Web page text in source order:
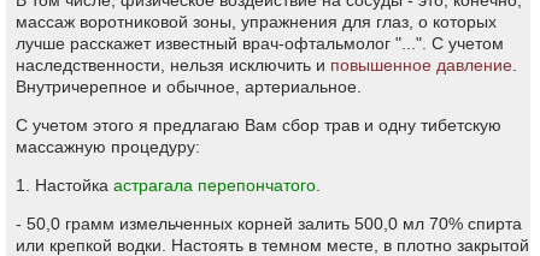
массаж воротниковой зоны, упражнения для глаз, о которых
лучше расскажет известный врач-офтальмолог "...". С учетом
наследственности, нельзя исключить и повышенное давление
Внутричерепное и обычное, артериальное.
С учетом этого я предлагаю Вам сбор трав и одну тибетскую
массажную процедуру:
1. Настойка астрагала перепончатого
- 50,0 грамм измельченных корней залить 500,0 мл 70% спирта
или крепкой водки. Настоять в темном месте, в плотно закрытой